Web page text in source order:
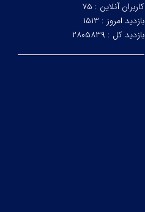
کاربران آنلاین : ۷۵
بازدید امروز : ۱۵۱۳
بازدید کل : ۲۸۰۵۸۳۹